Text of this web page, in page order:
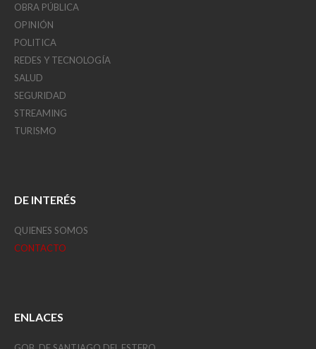
OBRA PÚBLICA
OPINIÓN
POLITICA
REDES Y TECNOLOGÍA
SALUD
SEGURIDAD
STREAMING
TURISMO
DE INTERÉS
QUIENES SOMOS
CONTACTO
ENLACES